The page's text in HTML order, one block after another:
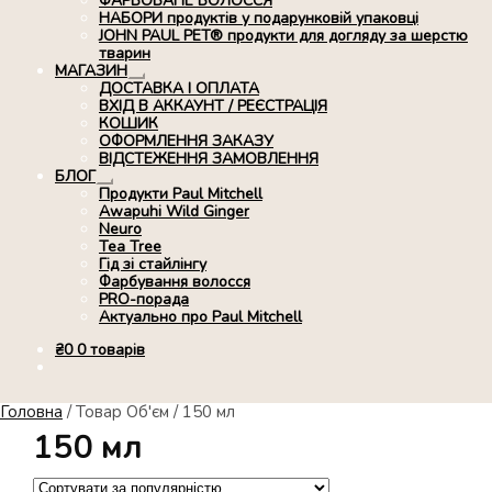
НАБОРИ продуктів у подарунковій упаковці
JOHN PAUL PET® продукти для догляду за шерстю
тварин
МАГАЗИН
Розгорнуте
вкладене
меню
ДОСТАВКА І ОПЛАТА
ВХІД В АККАУНТ / РЕЄСТРАЦІЯ
КОШИК
ОФОРМЛЕННЯ ЗАКАЗУ
ВІДСТЕЖЕННЯ ЗАМОВЛЕННЯ
БЛОГ
Розгорнуте
вкладене
меню
Продукти Paul Mitchell
Awapuhi Wild Ginger
Neuro
Tea Tree
Гід зі стайлінгу
Фарбування волосся
PRO-порада
Актуально про Paul Mitchell
₴0 0 товарів
Головна /Товар Об'єм / 150 мл
150 мл